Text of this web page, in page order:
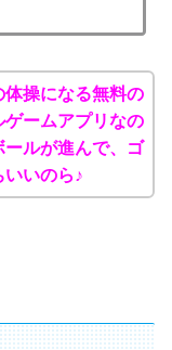
操になる無料の
ゲームアプリなの
ルが進んで、ゴ
いのら♪